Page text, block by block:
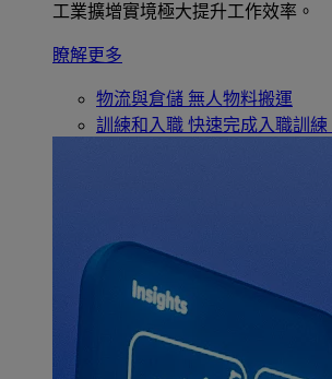
工業擴增實境極大提升工作效率。
瞭解更多
物流與倉儲 無人物料搬運
訓練和入職 快速完成入職訓